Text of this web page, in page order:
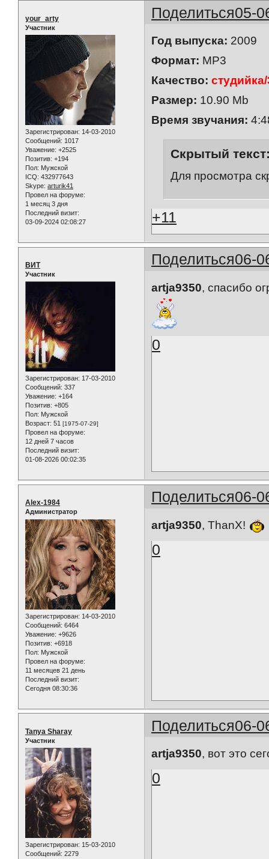
Поделиться05-
your_arty
Участник
Зарегистрирован: 14-03-2010
Сообщений: 1017
Уважение: +2525
Позитив: +194
Пол: Мужской
ICQ: 432977643
Skype: arturik41
Провел на форуме:
1 месяц 3 дня
Последний визит:
03-09-2024 02:08:27
Год выпуска: 2009
Формат: MP3
Качество:
Размер: 10.90 Mb
Время звучания:
Скрытый
Для просмотра
+11
Поделиться06-
ВИТ
Участник
Зарегистрирован: 17-03-2010
Сообщений: 337
Уважение: +164
Позитив: +805
Пол: Мужской
Возраст: 51 [1975-07-29]
Провел на форуме:
12 дней 7 часов
Последний визит:
01-08-2026 00:02:35
artja9350, спасибо
0
Поделиться06-
Alex-1984
Администратор
Зарегистрирован: 14-03-2010
Сообщений: 6464
Уважение: +9626
Позитив: +6918
Пол: Мужской
Провел на форуме:
11 месяцев 21 день
Последний визит:
Сегодня 08:30:36
artja9350, ThanX!
0
Поделиться06-
Tanya Sharay
Участник
Зарегистрирован: 15-03-2010
Сообщений: 2279
artja9350, вот это
0